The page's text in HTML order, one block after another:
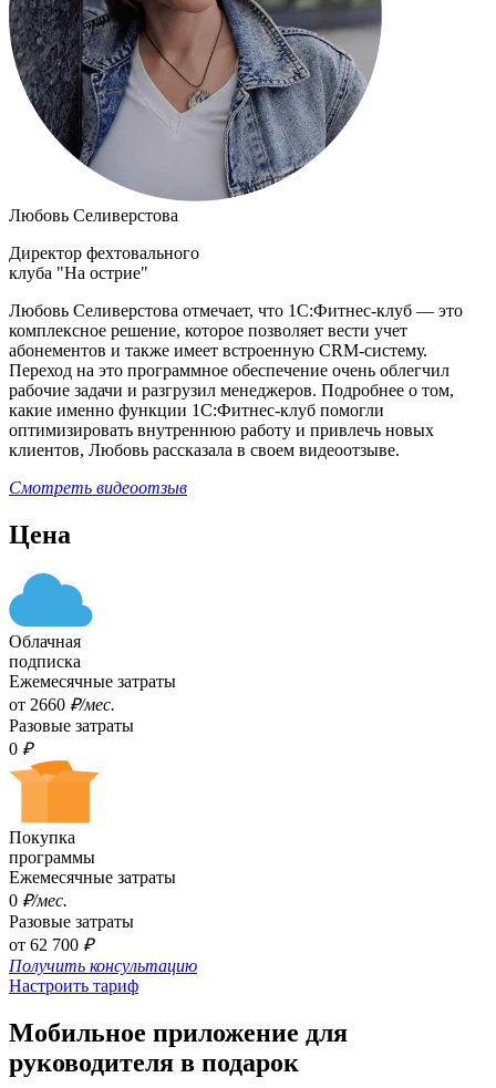
Любовь Селиверстова
Директор фехтовального
клуба "На острие"
Любовь Селиверстова отмечает, что 1С:Фитнес-клуб — это
комплексное решение, которое позволяет вести учет
абонементов и также имеет встроенную CRM-систему.
Переход на это программное обеспечение очень облегчил
рабочие задачи и разгрузил менеджеров. Подробнее о том,
какие именно функции 1С:Фитнес-клуб помогли
оптимизировать внутреннюю работу и привлечь новых
клиентов, Любовь рассказала в своем видеоотзыве.
Смотреть видеоотзыв
Цена
Облачная
подписка
Ежемесячные затраты
oт 2660 ₽/мес.
Разовые затраты
0 ₽
Покупка
программы
Ежемесячные затраты
0 ₽/мес.
Разовые затраты
от 62 700 ₽
Получить консультацию
Настроить тариф
Мобильное приложение для
руководителя в подарок